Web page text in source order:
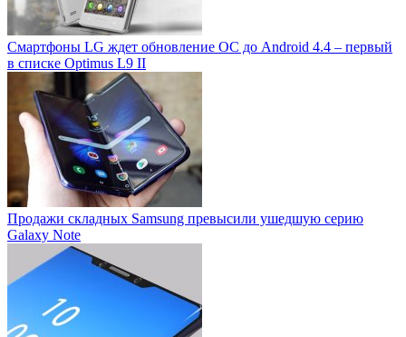
Смартфоны LG ждет обновление ОС до Android 4.4 – первый
в списке Optimus L9 II
Продажи складных Samsung превысили ушедшую серию
Galaxy Note